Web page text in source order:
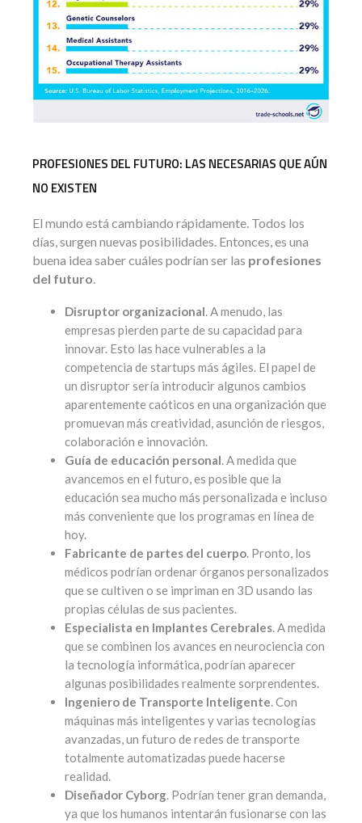
PROFESIONES DEL FUTURO: LAS NECESARIAS QUE AÚN
NO EXISTEN
El mundo está cambiando rápidamente. Todos los
días, surgen nuevas posibilidades. Entonces, es una
buena idea saber cuáles podrían ser las profesiones
del futuro
Disruptor organizacional. A menudo, las
empresas pierden parte de su capacidad para
innovar. Esto las hace vulnerables a la
competencia de startups más ágiles. El papel de
un disruptor sería introducir algunos cambios
aparentemente caóticos en una organización que
promuevan más creatividad, asunción de riesgos,
colaboración e innovación.
Guía de educación personal. A medida que
avancemos en el futuro, es posible que la
educación sea mucho más personalizada e incluso
más conveniente que los programas en línea de
hoy.
Fabricante de partes del cuerpo. Pronto, los
médicos podrían ordenar órganos personalizados
que se cultiven o se impriman en 3D usando las
propias células de sus pacientes.
Especialista en Implantes Cerebrales. A medida
que se combinen los avances en neurociencia con
la tecnología informática, podrían aparecer
algunas posibilidades realmente sorprendentes.
Ingeniero de Transporte Inteligente. Con
máquinas más inteligentes y varias tecnologías
avanzadas, un futuro de redes de transporte
totalmente automatizadas puede hacerse
realidad.
Diseñador Cyborg. Podrían tener gran demanda,
ya que los humanos intentarán fusionarse con las